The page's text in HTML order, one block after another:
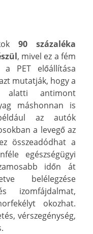
90 százaléka
, mivel ez a fém
a PET előállítása
mutatják, hogy a
alatti antimont
máshonnan is
az autók
a levegő az
összeadódhat a
egészségügyi
időn át
belélegzése
izomfájdalmat,
okozhat.
vérszegénység,